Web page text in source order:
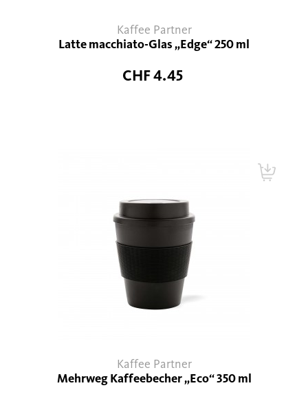
Kaffee Partner
Latte macchiato-Glas „Edge“ 250 ml
CHF 4.45
Kaffee Partner
Mehrweg Kaffeebecher „Eco“ 350 ml